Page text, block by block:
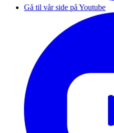
Gå til vår side på Youtube